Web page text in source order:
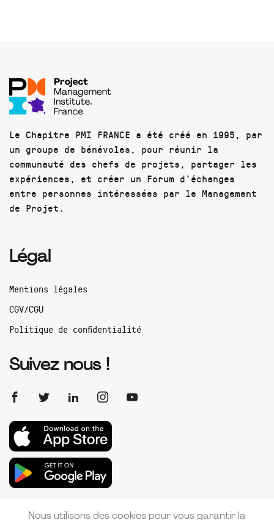
Le Chapitre PMI FRANCE a été créé en 1995, par
un groupe de bénévoles, pour réunir la
communauté des chefs de projets, partager les
expériences, et créer un Forum d'échanges
entre personnes intéressées par le Management
de Projet.
Légal
Mentions légales
CGV/CGU
Politique de confidentialité
Suivez nous !
Nous utilisons des cookies pour vous garantir la